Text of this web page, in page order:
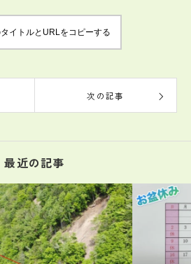
イトルとURLをコピーする
次の記事
最近の記事